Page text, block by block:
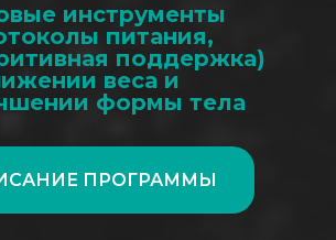
инструменты
питания,
поддержка)
веса и
формы тела
ПРОГРАММЫ